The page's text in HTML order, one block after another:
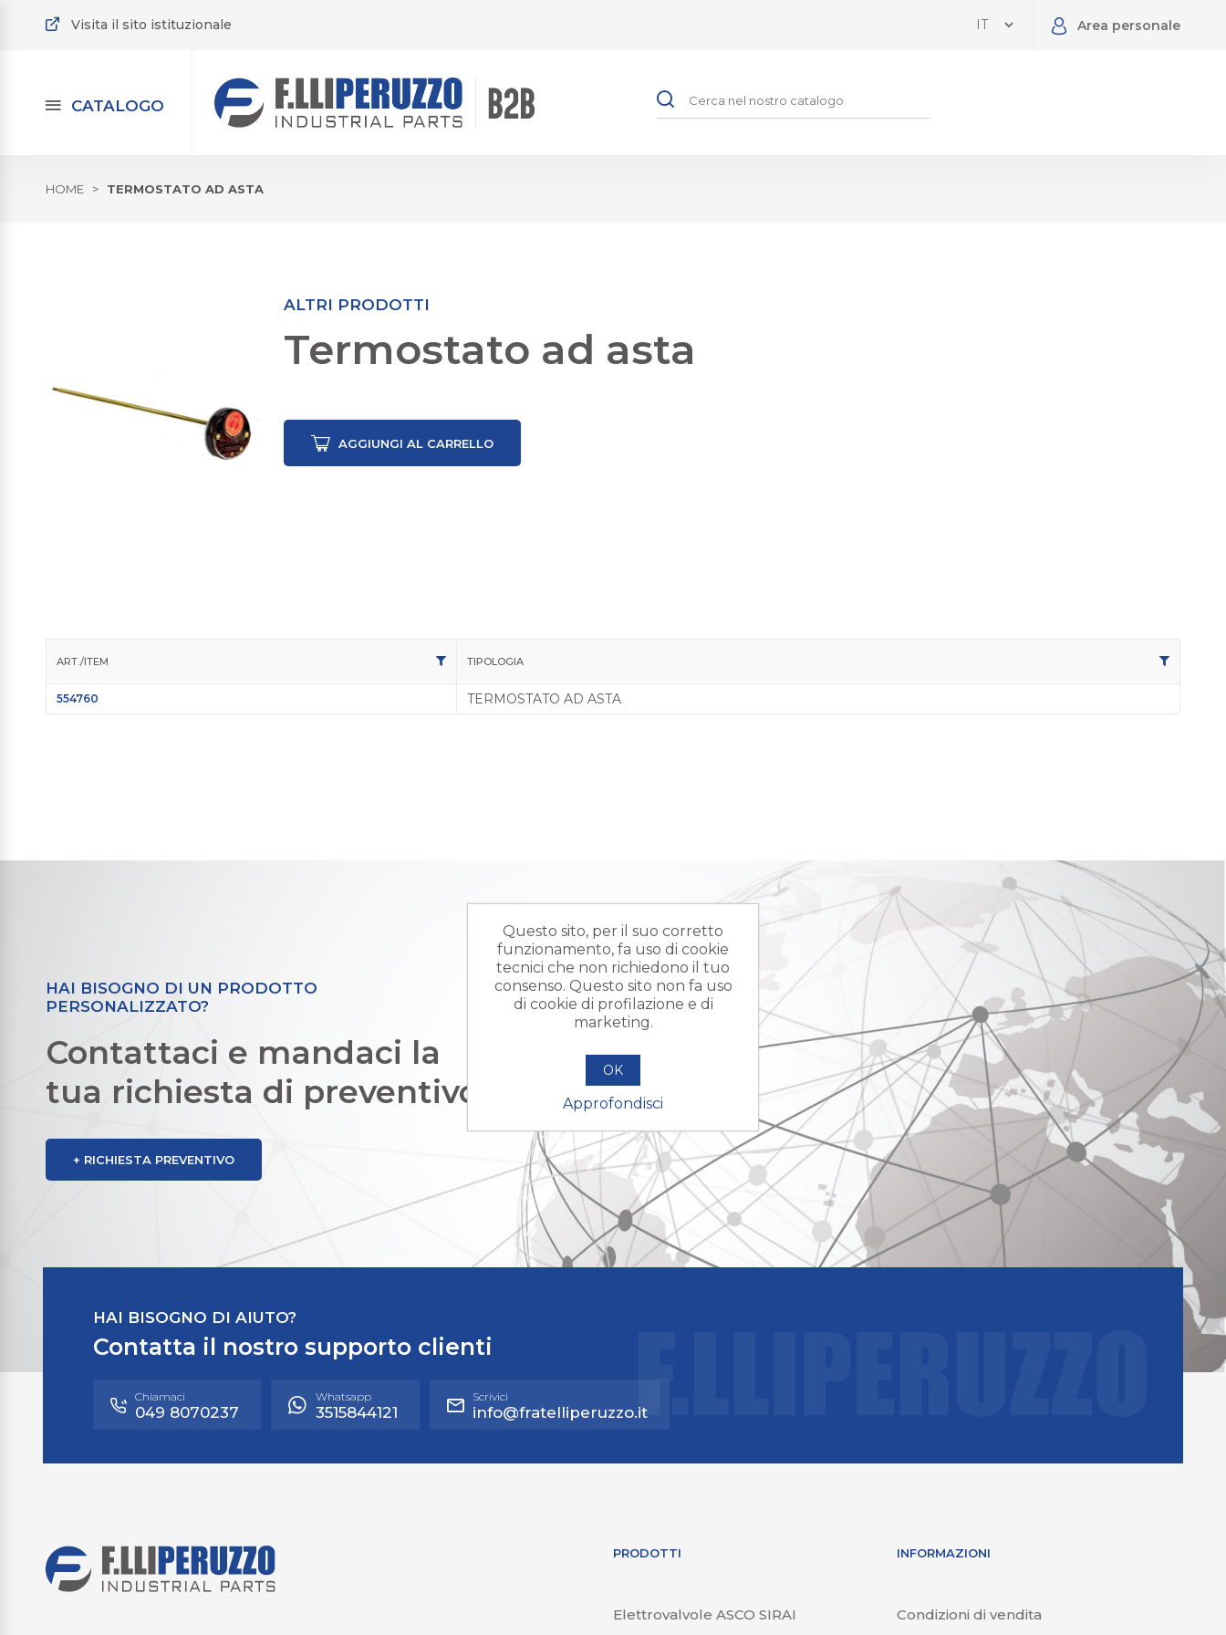
Visita il sito istituzionale Area personale
CATALOGO
HOME > TERMOSTATO AD ASTA
ALTRI PRODOTTI
Termostato ad asta
AGGIUNGI AL CARRELLO
ART./ITEM TIPOLOGIA
554760 TERMOSTATO AD ASTA
HAI BISOGNO DI UN PRODOTTO
PERSONALIZZATO?
Contattaci e mandaci la
tua richiesta di preventivo
+ RICHIESTA PREVENTIVO
HAI BISOGNO DI AIUTO?
Contatta il nostro supporto clienti
Chiamaci
049 8070237
Whatsapp
3515844121
Scrivici
info@fratelliperuzzo.it
PRODOTTI
Elettrovalvole ASCO SIRAI
INFORMAZIONI
Condizioni di vendita
Questo sito, per il suo corretto
funzionamento, fa uso di cookie
tecnici che non richiedono il tuo
consenso. Questo sito non fa uso
di cookie di profilazione e di
marketing.
OK
Approfondisci